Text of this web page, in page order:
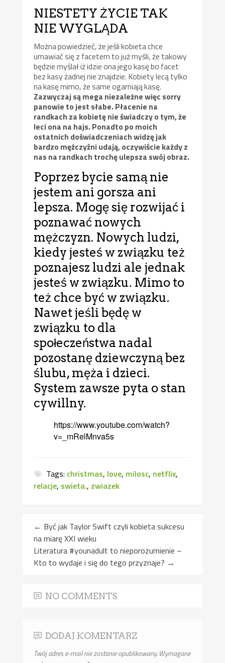
NIESTETY ŻYCIE TAK
NIE WYGLĄDA
Można powiedzieć, że jeśli kobieta chce
umawiać się z facetem to już myśli, że takowy
będzie myślał iż idzie ona jego kasę bo facet
bez kasy żadnej nie znajdzie. Kobiety lecą tylko
na kasę mimo, że same ogarniają kasę.
Zazwyczaj są mega niezależne więc sorry
panowie to jest słabe. Płacenie na
randkach za kobietę nie świadczy o tym, że
leci ona na hajs. Ponadto po moich
ostatnich doświadczeniach widzę jak
bardzo mężczyźni udają, oczywiście każdy z
nas na randkach trochę ulepsza swój obraz.
Poprzez bycie samą nie
jestem ani gorsza ani
lepsza. Mogę się rozwijać i
poznawać nowych
mężczyzn. Nowych ludzi,
kiedy jesteś w związku też
poznajesz ludzi ale jednak
jesteś w związku. Mimo to
też chce być w związku.
Nawet jeśli będę w
związku to dla
społeczeństwa nadal
pozostanę dziewczyną bez
ślubu, męża i dzieci.
System zawsze pyta o stan
cywillny.
https://www.youtube.com/watch?
v=_mRelMnva5s
Tags: christmas, love, milosc, netflix,
relacje, swieta., zwiazek
← Być jak Taylor Swift czyli kobieta sukcesu
na miarę XXI wieku
Literatura #younadult to nieporozumienie –
Kto to wydaje i się do tego przyznaje? →
NO COMMENTS
DODAJ KOMENTARZ
Twój adres e-mail nie zostanie opublikowany. Wymagane